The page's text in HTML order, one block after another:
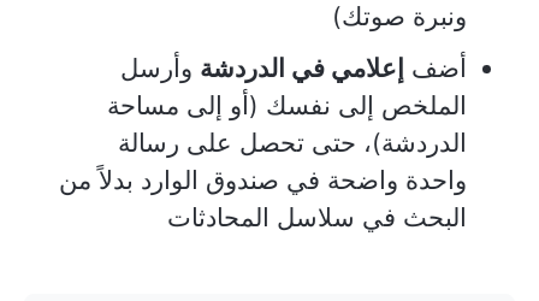
ونبرة صوتك)
أضف إعلامي في الدردشة وأرسل
الملخص إلى نفسك (أو إلى مساحة
الدردشة)، حتى تحصل على رسالة
واحدة واضحة في صندوق الوارد بدلاً من
البحث في سلاسل المحادثات